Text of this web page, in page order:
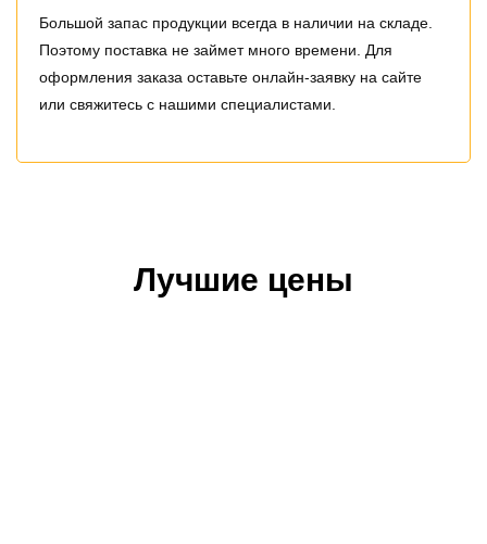
Большой запас продукции всегда в наличии на складе.
Поэтому поставка не займет много времени. Для
оформления заказа оставьте онлайн-заявку на сайте
или свяжитесь с нашими специалистами.
Лучшие цены